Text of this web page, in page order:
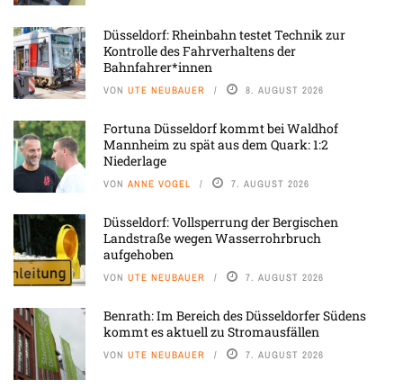
Düsseldorf: Rheinbahn testet Technik zur
Kontrolle des Fahrverhaltens der
Bahnfahrer*innen
VON UTE NEUBAUER 8. AUGUST 2026
Fortuna Düsseldorf kommt bei Waldhof
Mannheim zu spät aus dem Quark: 1:2
Niederlage
VON ANNE VOGEL 7. AUGUST 2026
Düsseldorf: Vollsperrung der Bergischen
Landstraße wegen Wasserrohrbruch
aufgehoben
VON UTE NEUBAUER 7. AUGUST 2026
Benrath: Im Bereich des Düsseldorfer Südens
kommt es aktuell zu Stromausfällen
VON UTE NEUBAUER 7. AUGUST 2026